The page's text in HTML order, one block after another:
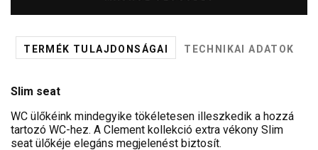
TERMÉK TULAJDONSÁGAI TECHNIKAI ADATOK
Slim seat
WC ülőkéink mindegyike tökéletesen illeszkedik a hozzá
tartozó WC-hez. A Clement kollekció extra vékony Slim
seat ülőkéje elegáns megjelenést biztosít.